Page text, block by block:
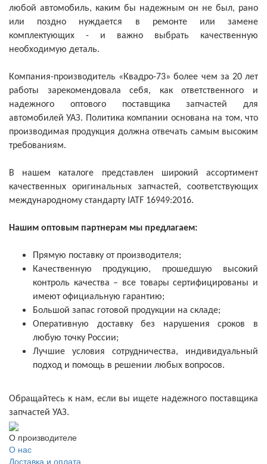
любой автомобиль, каким бы надежным он не был, рано
или поздно нуждается в ремонте или замене
комплектующих - и важно выбрать качественную
необходимую деталь.
Компания-производитель «Квадро-73» более чем за 20 лет
работы зарекомендовала себя, как ответственного и
надежного оптового поставщика запчастей для
автомобилей УАЗ. Политика компании основана на том, что
производимая продукция должна отвечать самым высоким
требованиям.
В нашем каталоге представлен широкий ассортимент
качественных оригинальных запчастей, соответствующих
международному стандарту IATF 16949:2016.
Нашим оптовым партнерам мы предлагаем:
Прямую поставку от производителя;
Качественную продукцию, прошедшую высокий
контроль качества – все товары сертифицированы и
имеют официальную гарантию;
Большой запас готовой продукции на складе;
Оперативную доставку без нарушения сроков в
любую точку России;
Лучшие условия сотрудничества, индивидуальный
подход и помощь в решении любых вопросов.
Обращайтесь к нам, если вы ищете надежного поставщика
запчастей УАЗ.
О производителе
О нас
Доставка и оплата